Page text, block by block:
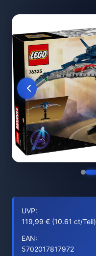
UVP:
119,99 € (10.61 ct/Teil)
EAN:
5702017817972